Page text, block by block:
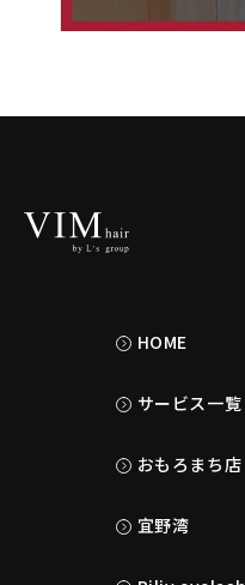
HOME
サービス一覧
おもろまち店
宜野湾